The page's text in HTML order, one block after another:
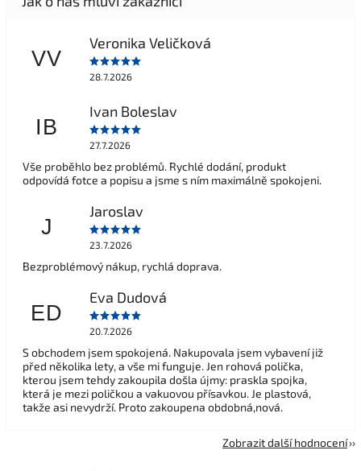
VV
Veronika Veličková
28.7.2026
IB
Ivan Boleslav
27.7.2026
Vše proběhlo bez problémů. Rychlé dodání, produkt
odpovídá fotce a popisu a jsme s ním maximálně spokojeni.
J
Jaroslav
23.7.2026
Bezproblémový nákup, rychlá doprava.
ED
Eva Dudová
20.7.2026
S obchodem jsem spokojená. Nakupovala jsem vybavení již
před několika lety, a vše mi funguje. Jen rohová polička,
kterou jsem tehdy zakoupila došla újmy: praskla spojka,
která je mezi poličkou a vakuovou přísavkou. Je plastová,
takže asi nevydrží. Proto zakoupena obdobná,nová.
Zobrazit další hodnocení